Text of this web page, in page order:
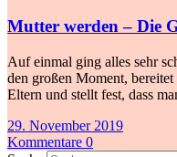
Mutter werden – Die
Auf einmal ging alles sehr
den großen Moment,
Eltern und stellt fest, dass
29. November 2019
Kommentare 0